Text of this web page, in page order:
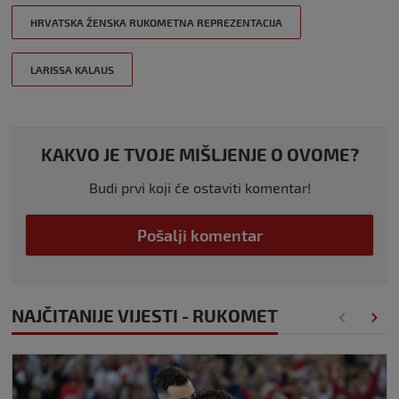
HRVATSKA ŽENSKA RUKOMETNA REPREZENTACIJA
LARISSA KALAUS
KAKVO JE TVOJE MIŠLJENJE O OVOME?
Budi prvi koji će ostaviti komentar!
Pošalji komentar
NAJČITANIJE VIJESTI - RUKOMET